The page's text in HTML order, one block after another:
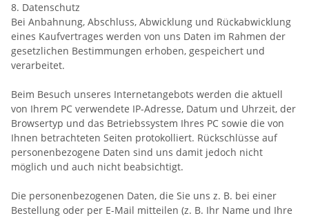
8. Datenschutz
Bei Anbahnung, Abschluss, Abwicklung und Rückabwicklung
eines Kaufvertrages werden von uns Daten im Rahmen der
gesetzlichen Bestimmungen erhoben, gespeichert und
verarbeitet.
Beim Besuch unseres Internetangebots werden die aktuell
von Ihrem PC verwendete IP-Adresse, Datum und Uhrzeit, der
Browsertyp und das Betriebssystem Ihres PC sowie die von
Ihnen betrachteten Seiten protokolliert. Rückschlüsse auf
personenbezogene Daten sind uns damit jedoch nicht
möglich und auch nicht beabsichtigt.
Die personenbezogenen Daten, die Sie uns z. B. bei einer
Bestellung oder per E-Mail mitteilen (z. B. Ihr Name und Ihre